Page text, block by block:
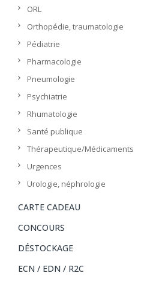
ORL
Orthopédie, traumatologie
Pédiatrie
Pharmacologie
Pneumologie
Psychiatrie
Rhumatologie
Santé publique
Thérapeutique/Médicaments
Urgences
Urologie, néphrologie
CARTE CADEAU
CONCOURS
DÉSTOCKAGE
ECN / EDN / R2C